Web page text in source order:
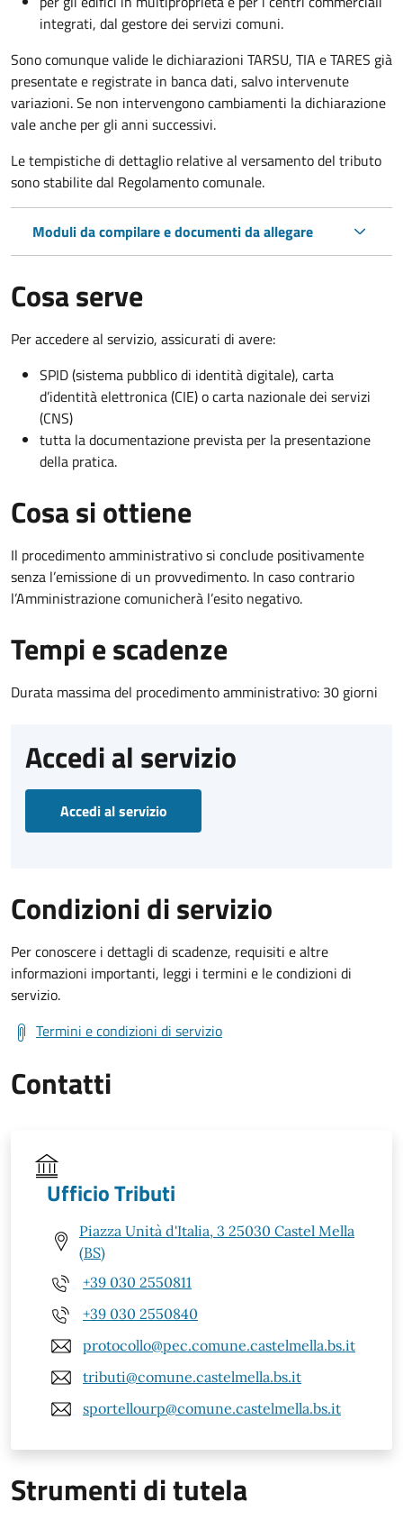
integrati, dal gestore dei servizi comuni.
Sono comunque valide le dichiarazioni TARSU, TIA e TARES già
presentate e registrate in banca dati, salvo intervenute
variazioni. Se non intervengono cambiamenti la dichiarazione
vale anche per gli anni successivi.
Le tempistiche di dettaglio relative al versamento del tributo
sono stabilite dal Regolamento comunale.
Moduli da compilare e documenti da allegare
Cosa serve
Per accedere al servizio, assicurati di avere:
SPID (sistema pubblico di identità digitale), carta
d’identità elettronica (CIE) o carta nazionale dei servizi
(CNS)
tutta la documentazione prevista per la presentazione
della pratica.
Cosa si ottiene
Il procedimento amministrativo si conclude positivamente
senza l’emissione di un provvedimento. In caso contrario
l’Amministrazione comunicherà l’esito negativo.
Tempi e scadenze
Durata massima del procedimento amministrativo: 30 giorni
Accedi al servizio
Accedi al servizio
Condizioni di servizio
Per conoscere i dettagli di scadenze, requisiti e altre
informazioni importanti, leggi i termini e le condizioni di
servizio.
Termini e condizioni di servizio
Contatti
Ufficio Tributi
Piazza Unità d'Italia, 3 25030 Castel Mella
(BS)
+39 030 2550811
+39 030 2550840
protocollo@pec.comune.castelmella.bs.it
tributi@comune.castelmella.bs.it
sportellourp@comune.castelmella.bs.it
Strumenti di tutela